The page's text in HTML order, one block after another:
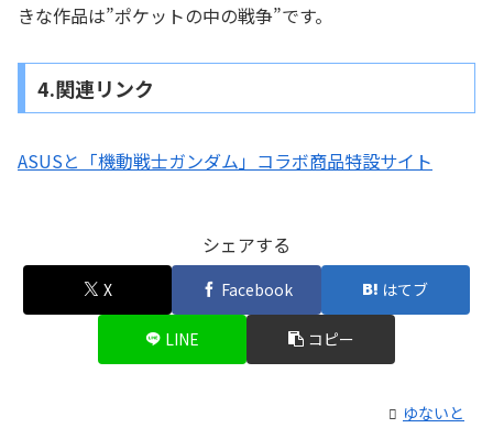
きな作品は”ポケットの中の戦争”です。
4.関連リンク
ASUSと「機動戦士ガンダム」コラボ商品特設サイト
シェアする
X Facebook はてブ
LINE コピー
ゆないと